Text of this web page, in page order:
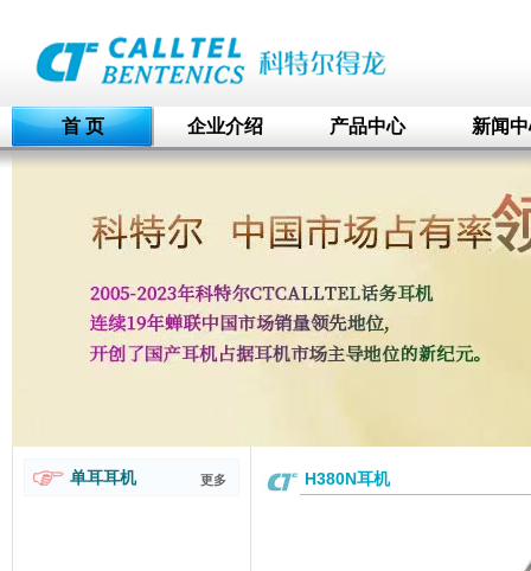
首 页 企业介绍 产品中心 新闻
单耳耳机 更多 H380N耳机